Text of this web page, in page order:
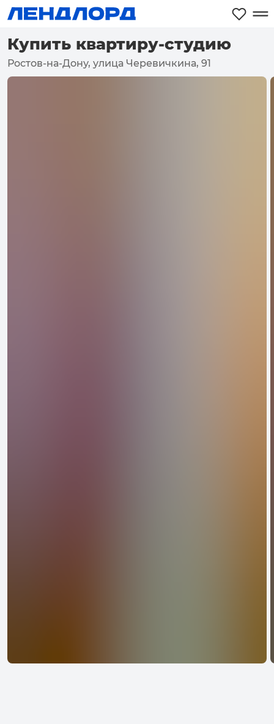
Купить квартиру-студию
Ростов-на-Дону, улица Черевичкина, 91